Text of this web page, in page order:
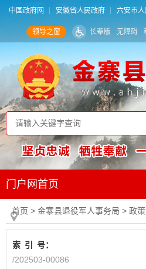
中国政府网 安徽省人民政府 六安市
领导之窗 长辈版 无障碍
门户网首页
首页 > 金寨县退役军人事务局 > 政
索 引
号：
/202503-00086